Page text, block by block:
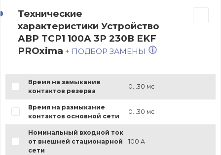
Технические
характеристики Устройство
АВР ТСР1 100А 3Р 230В EKF
PROxima + ПОДБОР ЗАМЕНЫ
Время на замыкание
контактов резерва
0...30 мс
Время на размыкание
контактов основной сети
0...30 мс
Номинальный входной ток
от внешней стационарной
сети
100 А